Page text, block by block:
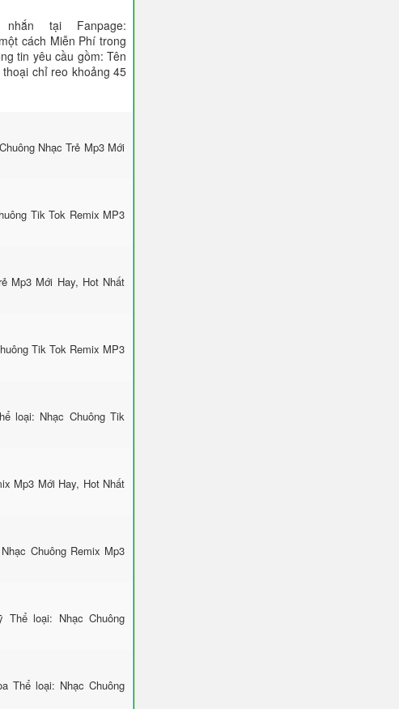
tại Fanpage:
cách Miễn Phí trong
tin yêu cầu gồm: Tên
chỉ reo khoảng 45
Nhạc Trẻ Mp3 Mới
Tik Tok Remix MP3
Mp3 Mới Hay, Hot Nhất
Tik Tok Remix MP3
loại: Nhạc Chuông Tik
Mp3 Mới Hay, Hot Nhất
Chuông Remix Mp3
Thể loại: Nhạc Chuông
Thể loại: Nhạc Chuông